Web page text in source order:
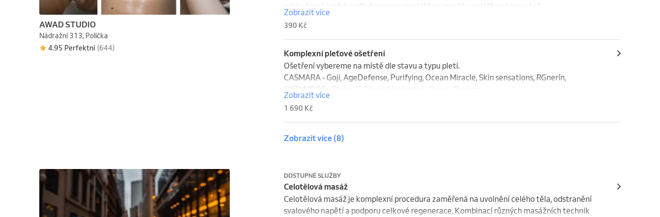
AWAD STUDIO
Nádražní 313, Polička
4.95 Perfektní (644)
místo (není potřeba dělat rezervaci zvlášť na masáž a zvlášť na tejpování)
Zobrazit více
390 Kč
Komplexní pleťové ošetření
Ošetření vybereme na místě dle stavu a typu pleti.
CASMARA - Goji, AgeDefense, Purifying, Ocean Miracle, Skin sensations, RGnerín,
SKEYNDOR - Power C, Power Hyaluronic, Power Oxygen
Zobrazit více
1 690 Kč
Zobrazit více(8)
DOSTUPNÉ SLUŽBY
Celotělová masáž
Celotělová masáž je komplexní procedura zaměřená na uvolnění celého těla, odstranění
svalového napětí a podporu celkové regenerace. Kombinací různých masážních technik